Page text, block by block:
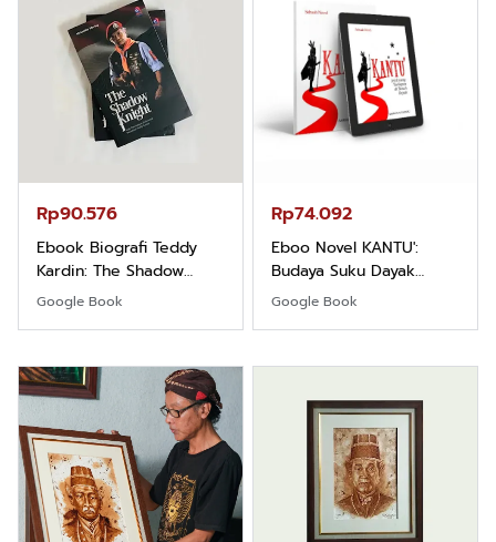
Rp90.576
Ebook Biografi Teddy
Kardin: The Shadow
Khight |
Google Book
Rp74.092
Eboo Novel KANTU':
Budaya Suku Dayak
Borneo
Google Book